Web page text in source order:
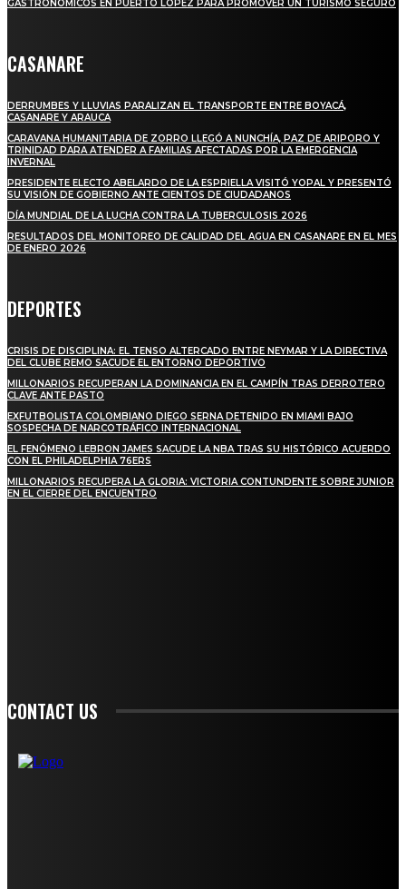
GASTRONÓMICOS EN PUERTO LÓPEZ PARA PROMOVER UN TURISMO SEGURO
CASANARE
DERRUMBES Y LLUVIAS PARALIZAN EL TRANSPORTE ENTRE BOYACÁ,
CASANARE Y ARAUCA
CARAVANA HUMANITARIA DE ZORRO LLEGÓ A NUNCHÍA, PAZ DE ARIPORO Y
TRINIDAD PARA ATENDER A FAMILIAS AFECTADAS POR LA EMERGENCIA
INVERNAL
PRESIDENTE ELECTO ABELARDO DE LA ESPRIELLA VISITÓ YOPAL Y PRESENTÓ
SU VISIÓN DE GOBIERNO ANTE CIENTOS DE CIUDADANOS
DÍA MUNDIAL DE LA LUCHA CONTRA LA TUBERCULOSIS 2026
RESULTADOS DEL MONITOREO DE CALIDAD DEL AGUA EN CASANARE EN EL MES
DE ENERO 2026
DEPORTES
CRISIS DE DISCIPLINA: EL TENSO ALTERCADO ENTRE NEYMAR Y LA DIRECTIVA
DEL CLUBE REMO SACUDE EL ENTORNO DEPORTIVO
MILLONARIOS RECUPERAN LA DOMINANCIA EN EL CAMPÍN TRAS DERROTERO
CLAVE ANTE PASTO
EXFUTBOLISTA COLOMBIANO DIEGO SERNA DETENIDO EN MIAMI BAJO
SOSPECHA DE NARCOTRÁFICO INTERNACIONAL
EL FENÓMENO LEBRON JAMES SACUDE LA NBA TRAS SU HISTÓRICO ACUERDO
CON EL PHILADELPHIA 76ERS
MILLONARIOS RECUPERA LA GLORIA: VICTORIA CONTUNDENTE SOBRE JUNIOR
EN EL CIERRE DEL ENCUENTRO
CONTACT US